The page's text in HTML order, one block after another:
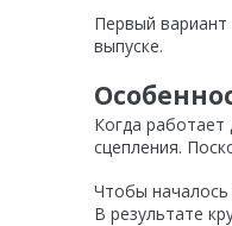
Первый
выпуске.
Когда
сцепления.
Чтобы
В результате